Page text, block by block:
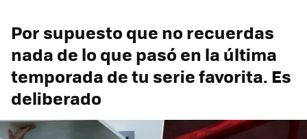
Por supuesto que no recuerdas
nada de lo que pasó en la última
temporada de tu serie favorita. Es
deliberado